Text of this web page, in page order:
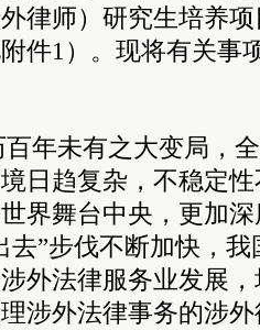
律师）研究生培养
件1）。现将有关事
年未有之大变局，
日趋复杂，不稳定
界舞台中央，更加
去”步伐不断加快，
外法律服务业发展
涉外法律事务的涉